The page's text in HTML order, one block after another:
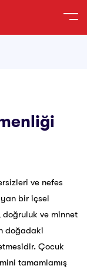
ve nefes
bir içsel
ve minnet
doğadaki
Çocuk
tamamlamış